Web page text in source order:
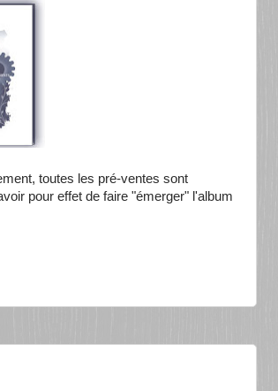
toutes les pré-ventes sont
pour effet de faire "émerger" l'album